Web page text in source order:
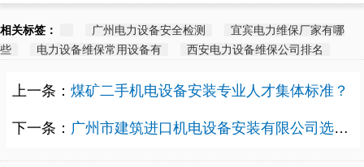
相关标签： 广州电力设备安全检测
宜宾电力维保厂家有哪
些
电力设备维保常用设备有 西安电力设备维保公司排名
上一条： 煤矿二手机电设备安装专业人才集体标准？
下一条： 广州市建筑进口机电设备安装有限公司选定选哪家？